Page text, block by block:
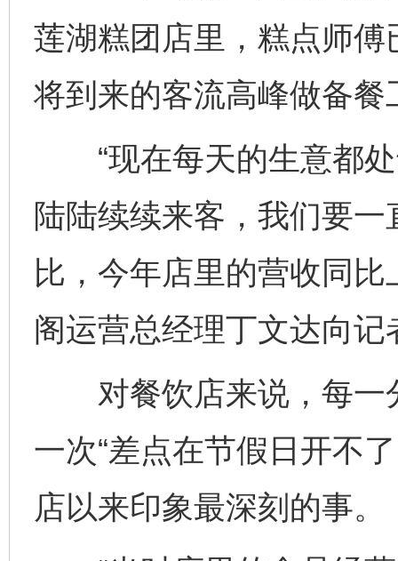
莲湖糕团店里，糕点师
将到来的客流高峰做备餐
“现在每天的生意都处
陆陆续续来客，我们要
比，今年店里的营收同
阁运营总经理丁文达向记
对餐饮店来说，每一
一次“差点在节假日开不
店以来印象最深刻的事。